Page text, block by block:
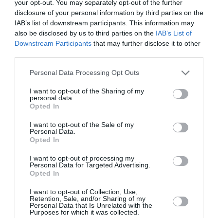
your opt-out. You may separately opt-out of the further
disclosure of your personal information by third parties on the
IAB’s list of downstream participants. This information may
also be disclosed by us to third parties on the IAB’s List of
Downstream Participants that may further disclose it to other
Personal Data Processing Opt Outs
I want to opt-out of the Sharing of my
personal data.
Opted In
I want to opt-out of the Sale of my
Personal Data.
Opted In
I want to opt-out of processing my
Personal Data for Targeted Advertising.
Opted In
I want to opt-out of Collection, Use,
Retention, Sale, and/or Sharing of my
Personal Data that Is Unrelated with the
Purposes for which it was collected.
PARTAGER L'ARTICLE
FacebookTwitterPinterestLinkedInEmail
Appel aux lecteurs !